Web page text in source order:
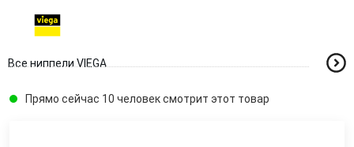
Все ниппели VIEGA
Прямо сейчас 10 человек смотрит этот товар